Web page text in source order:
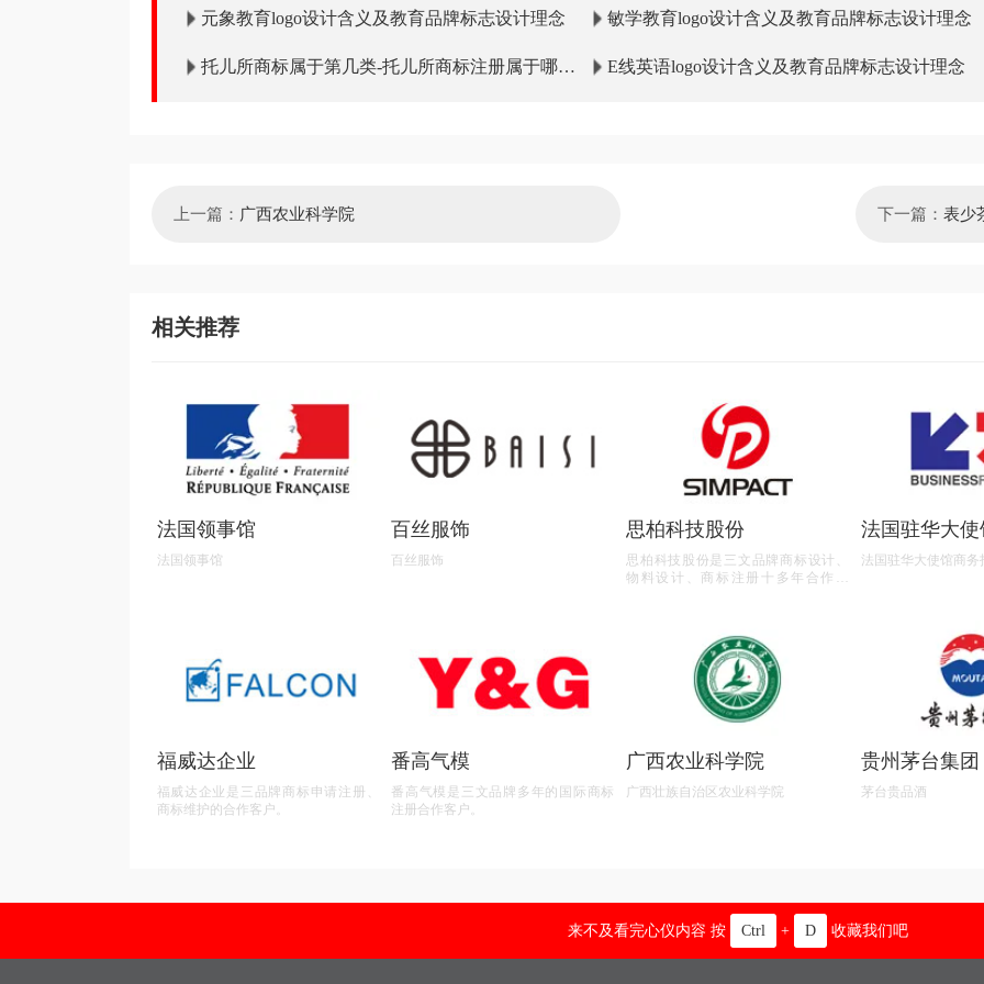
元象教育logo设计含义及教育品牌标志设计理念
敏学教育logo设计含义及教育品牌标志设计理念
托儿所商标属于第几类-托儿所商标注册属于哪一
E线英语logo设计含义及教育品牌标志设计理念
上一篇： 广西农业科学院 下一篇： 表少
相关推荐
法国领事馆
法国领事馆
百丝服饰
百丝服饰
思柏科技股份
思柏科技股份是三文品牌商标设计、
物料设计、商标注册十多年合作客
法国驻华大
处
法国驻华大使馆商务
福威达企业
福威达企业是三品牌商标申请注册、
商标维护的合作客户。
番高气模
番高气模是三文品牌多年的国际商标
注册合作客户。
广西农业科学院
广西壮族自治区农业科学院
贵州茅台集团
茅台贵品酒
来不及看完心仪内容 按 Ctrl + D 收藏我们吧